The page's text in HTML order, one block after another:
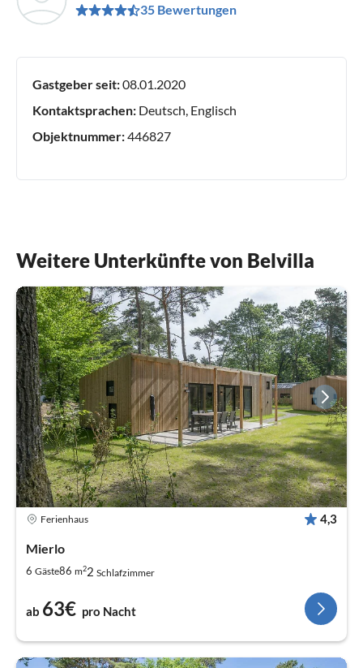
35 Bewertungen
Gastgeber seit:08.01.2020
Kontaktsprachen: Deutsch, Englisch
Objektnummer:446827
Weitere Unterkünfte von Belvilla
Ferienhaus 4,3
Mierlo
6 Gäste86 m22 Schlafzimmer
ab 63€ pro Nacht